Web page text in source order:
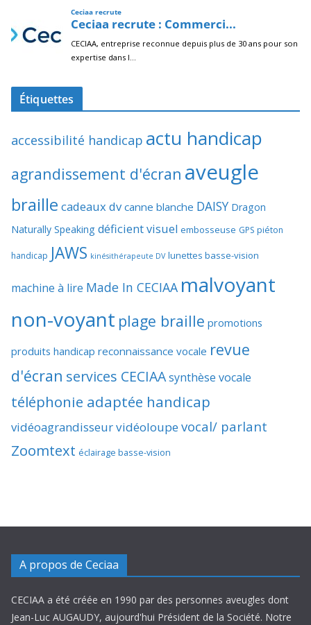
Étiquettes
accessibilité handicap actu handicap
agrandissement d'écran aveugle
braille cadeaux dv canne blanche DAISY Dragon
Naturally Speaking déficient visuel embosseuse GPS piéton
handicap JAWS kinésithérapeute DV lunettes basse-vision
machine à lire Made In CECIAA malvoyant
non-voyant plage braille promotions
produits handicap reconnaissance vocale revue
d'écran services CECIAAsynthèse vocale
téléphonie adaptée handicap
vidéoagrandisseurvidéoloupevocal/ parlant
Zoomtext éclairage basse-vision
A propos de Ceciaa
CECIAA a été créée en 1990 par des personnes aveugles dont
Jean-Luc AUGAUDY, aujourd'hui Président de la Société. Notre